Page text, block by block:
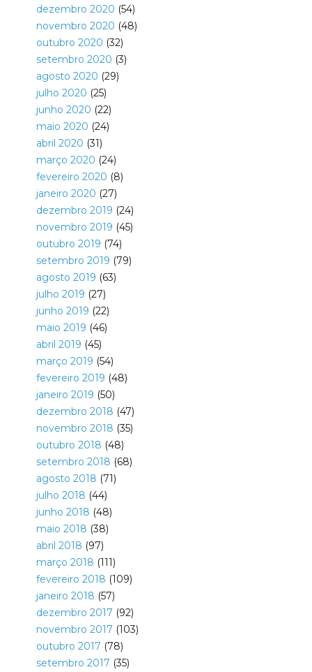
dezembro 2020 (54)
novembro 2020 (48)
outubro 2020 (32)
setembro 2020 (3)
agosto 2020 (29)
julho 2020 (25)
junho 2020 (22)
maio 2020 (24)
abril 2020 (31)
março 2020 (24)
fevereiro 2020 (8)
janeiro 2020 (27)
dezembro 2019 (24)
novembro 2019 (45)
outubro 2019 (74)
setembro 2019 (79)
agosto 2019 (63)
julho 2019 (27)
junho 2019 (22)
maio 2019 (46)
abril 2019 (45)
março 2019 (54)
fevereiro 2019 (48)
janeiro 2019 (50)
dezembro 2018 (47)
novembro 2018 (35)
outubro 2018 (48)
setembro 2018 (68)
agosto 2018 (71)
julho 2018 (44)
junho 2018 (48)
maio 2018 (38)
abril 2018 (97)
março 2018 (111)
fevereiro 2018 (109)
janeiro 2018 (57)
dezembro 2017 (92)
novembro 2017 (103)
outubro 2017 (78)
setembro 2017 (35)